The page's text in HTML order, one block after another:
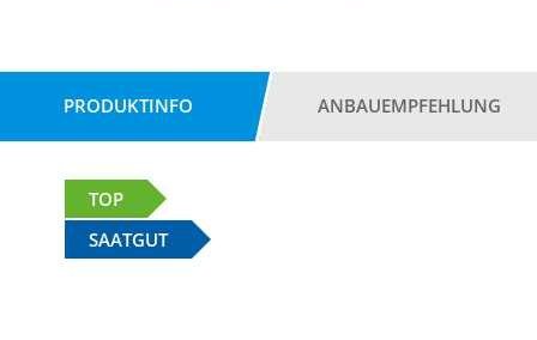
PRODUKTINFO ANBAUEMPFEHLUNG
TOP
SAATGUT